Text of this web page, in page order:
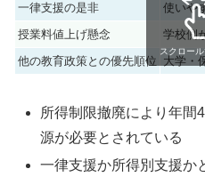
一律支援の是非
使いや
授業料値上げ懸念
学校側
他の教育政策との優先順位 大学・
スクロー
所得制限撤廃により年間
源が必要とされている
一律支援か所得別支援か